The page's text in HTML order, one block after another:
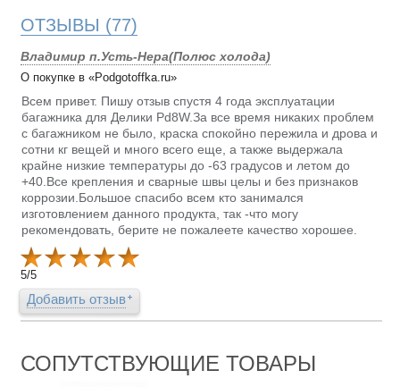
ОТЗЫВЫ (77)
Владимир п.Усть-Нера(Полюс холода)
О покупке в «Podgotoffka.ru»
Всем привет. Пишу отзыв спустя 4 года эксплуатации
багажника для Делики Pd8W.За все время никаких проблем
с багажником не было, краска спокойно пережила и дрова и
сотни кг вещей и много всего еще, а также выдержала
крайне низкие температуры до -63 градусов и летом до
+40.Все крепления и сварные швы целы и без признаков
коррозии.Большое спасибо всем кто занимался
изготовлением данного продукта, так -что могу
рекомендовать, берите не пожалеете качество хорошее.
5/5
Добавить отзыв
СОПУТСТВУЮЩИЕ ТОВАРЫ